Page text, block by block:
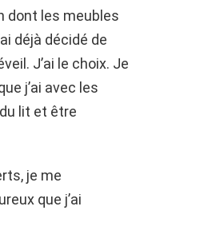
dont les meubles
déjà décidé de
J’ai le choix. Je
j’ai avec les
lit et être
je me
que j’ai